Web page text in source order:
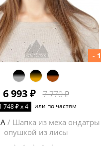
6 993 ₽ 7 770 ₽
-
748 ₽ x 4 или по частям
/ Шапка из меха ондатры
опушкой из лисы